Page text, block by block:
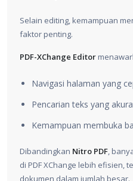
Selain editing, kemampuan
faktor penting.
PDF-XChange Editor
Navigasi halaman yang
Pencarian teks yang
Kemampuan membuka
Dibandingkan Nitro PDF,
di PDF XChange lebih efisien,
dokumen dalam jumlah besar.